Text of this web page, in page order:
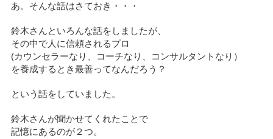
あ。そんな話はさておき・・・
鈴木さんといろんな話をしましたが、
その中で人に信頼されるプロ
(カウンセラーなり、コーチなり、コンサルタントなり）
を養成するとき最善ってなんだろう？
という話をしていました。
鈴木さんが聞かせてくれたことで
記憶にあるのが２つ。